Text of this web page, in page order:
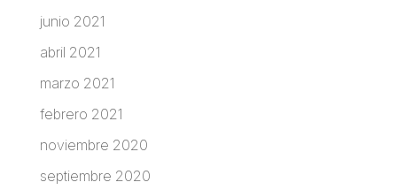
junio 2021
abril 2021
marzo 2021
febrero 2021
noviembre 2020
septiembre 2020